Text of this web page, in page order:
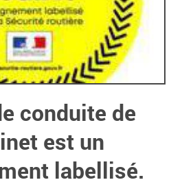
conduite de
est un
labellisé.